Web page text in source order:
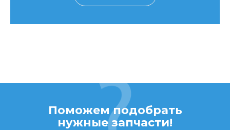
Поможем подобрать
нужные запчасти!